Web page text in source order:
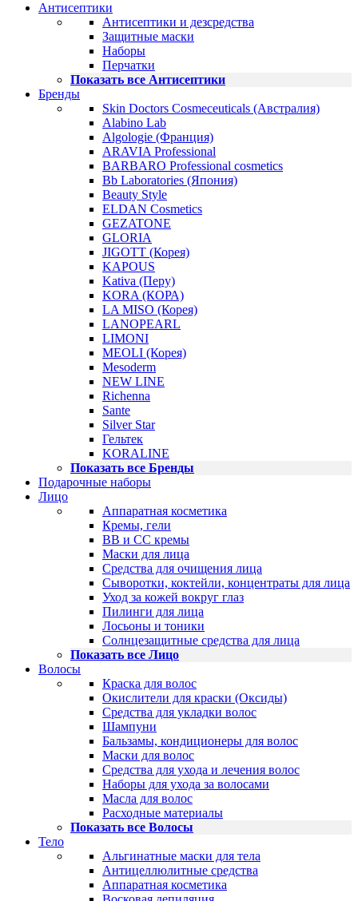
Антисептики
Антисептики и дезсредства
Защитные маски
Наборы
Перчатки
Показать все Антисептики
Бренды
Skin Doctors Cosmeceuticals (Австралия)
Alabino Lab
Algologie (Франция)
ARAVIA Professional
BARBARO Professional cosmetics
Bb Laboratories (Япония)
Beauty Style
ELDAN Cosmetics
GEZATONE
GLORIA
JIGOTT (Корея)
KAPOUS
Kativa (Перу)
KORA (КОРА)
LA MISO (Корея)
LANOPEARL
LIMONI
MEOLI (Корея)
Mesoderm
NEW LINE
Richenna
Sante
Silver Star
Гельтек
KORALINE
Показать все Бренды
Подарочные наборы
Лицо
Аппаратная косметика
Кремы, гели
BB и CC кремы
Маски для лица
Средства для очищения лица
Сыворотки, коктейли, концентраты для лица
Уход за кожей вокруг глаз
Пилинги для лица
Лосьоны и тоники
Солнцезащитные средства для лица
Показать все Лицо
Волосы
Краска для волос
Окислители для краски (Оксиды)
Средства для укладки волос
Шампуни
Бальзамы, кондиционеры для волос
Маски для волос
Средства для ухода и лечения волос
Наборы для ухода за волосами
Масла для волос
Расходные материалы
Показать все Волосы
Тело
Альгинатные маски для тела
Антицеллюлитные средства
Аппаратная косметика